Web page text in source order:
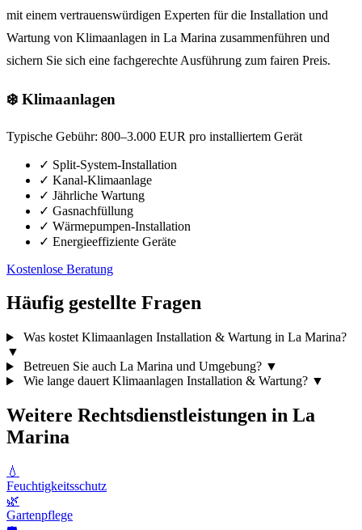
mit einem vertrauenswürdigen Experten für die Installation und
Wartung von Klimaanlagen in La Marina zusammenführen und
sichern Sie sich eine fachgerechte Ausführung zum fairen Preis.
❄️ Klimaanlagen
Typische Gebühr: 800–3.000 EUR pro installiertem Gerät
✓ Split-System-Installation
✓ Kanal-Klimaanlage
✓ Jährliche Wartung
✓ Gasnachfüllung
✓ Wärmepumpen-Installation
✓ Energieeffiziente Geräte
Kostenlose Beratung
Häufig gestellte Fragen
Was kostet Klimaanlagen Installation & Wartung in La Marina?
▼
Betreuen Sie auch La Marina und Umgebung? ▼
Wie lange dauert Klimaanlagen Installation & Wartung? ▼
Weitere Rechtsdienstleistungen in La
Marina
💧
Feuchtigkeitsschutz
🌿
Gartenpflege